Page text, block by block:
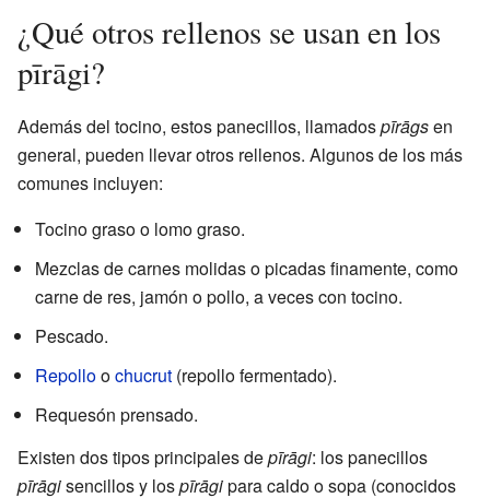
¿Qué otros rellenos se usan en los
pīrāgi?
Además del tocino, estos panecillos, llamadospīrāgsen
general, pueden llevar otros rellenos. Algunos de los más
comunes incluyen:
Tocino graso o lomo graso.
Mezclas de carnes molidas o picadas finamente, como
carne de res, jamón o pollo, a veces con tocino.
Pescado.
Repolloochucrut (repollo fermentado).
Requesón prensado.
Existen dos tipos principales depīrāgi: los panecillos
pīrāgisencillos y lospīrāgipara caldo o sopa (conocidos